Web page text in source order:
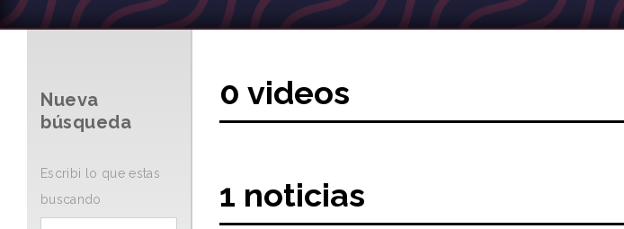
0 videos
1 noticias
Nueva
búsqueda
Escribi lo que estas
buscando